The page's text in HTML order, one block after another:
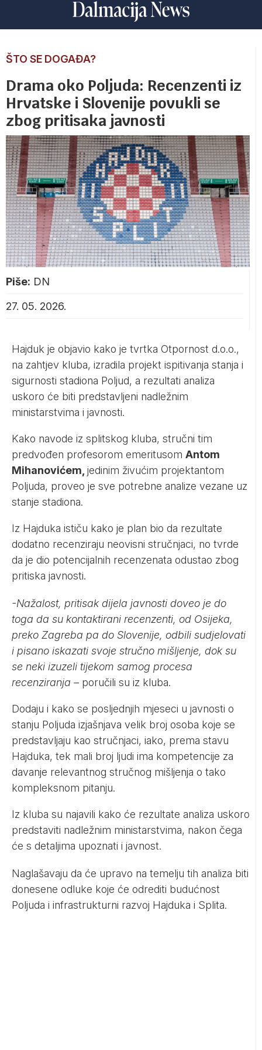
ŠTO SE DOGAĐA?
Drama oko Poljuda: Recenzenti iz
Hrvatske i Slovenije povukli se
zbog pritisaka javnosti
Piše: DN
27. 05. 2026.
Hajduk je objavio kako je tvrtka Otpornost d.o.o.,
na zahtjev kluba, izradila projekt ispitivanja stanja i
sigurnosti stadiona Poljud, a rezultati analiza
uskoro će biti predstavljeni nadležnim
ministarstvima i javnosti.
Kako navode iz splitskog kluba, stručni tim
predvođen profesorom emeritusom Antom
Mihanovićem, jedinim živućim projektantom
Poljuda, proveo je sve potrebne analize vezane uz
stanje stadiona.
Iz Hajduka ističu kako je plan bio da rezultate
dodatno recenziraju neovisni stručnjaci, no tvrde
da je dio potencijalnih recenzenata odustao zbog
pritiska javnosti.
-Nažalost, pritisak dijela javnosti doveo je do
toga da su kontaktirani recenzenti, od Osijeka,
preko Zagreba pa do Slovenije, odbili sudjelovati
i pisano iskazati svoje stručno mišljenje, dok su
se neki izuzeli tijekom samog procesa
recenziranja –poručili su iz kluba.
Dodaju i kako se posljednjih mjeseci u javnosti o
stanju Poljuda izjašnjava velik broj osoba koje se
predstavljaju kao stručnjaci, iako, prema stavu
Hajduka, tek mali broj ljudi ima kompetencije za
davanje relevantnog stručnog mišljenja o tako
kompleksnom pitanju.
Iz kluba su najavili kako će rezultate analiza uskoro
predstaviti nadležnim ministarstvima, nakon čega
će s detaljima upoznati i javnost.
Naglašavaju da će upravo na temelju tih analiza biti
donesene odluke koje će odrediti budućnost
Poljuda i infrastrukturni razvoj Hajduka i Splita.